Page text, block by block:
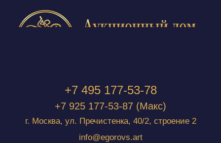
+7 495 177-53-78
+7 925 177-53-87 (Макс)
г. Москва, ул. Пречистенка, 40/2, строение 2
info@egorovs.art